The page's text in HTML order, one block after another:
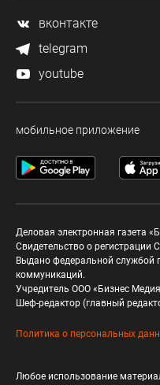
вконтакте
telegram
youtube
мобильное приложение
Деловая электронная газета
Свидетельство о
Выдано федеральной службой
коммуникаций.
Учредитель ООО «Бизнес
Шеф-редактор (главный
Политика о персональных
Любое использование